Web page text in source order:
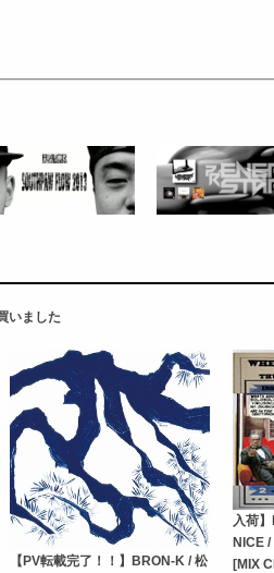
いました
【PV転載完了！！】BRON-K / 松
入荷
NICE /
[MIX